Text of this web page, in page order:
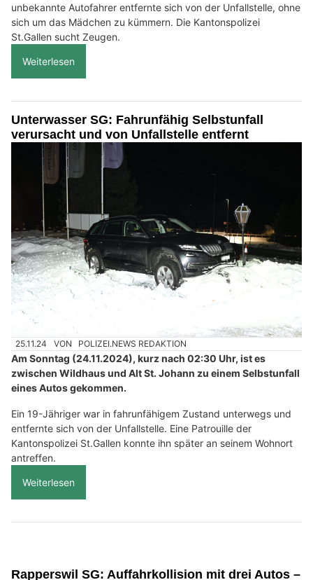
unbekannte Autofahrer entfernte sich von der Unfallstelle, ohne
sich um das Mädchen zu kümmern. Die Kantonspolizei
St.Gallen sucht Zeugen.
Weiterlesen
Unterwasser SG: Fahrunfähig Selbstunfall
verursacht und von Unfallstelle entfernt
25.11.24 VON POLIZEI.NEWS REDAKTION
Am Sonntag (24.11.2024), kurz nach 02:30 Uhr, ist es
zwischen Wildhaus und Alt St. Johann zu einem Selbstunfall
eines Autos gekommen.
Ein 19-Jähriger war in fahrunfähigem Zustand unterwegs und
entfernte sich von der Unfallstelle. Eine Patrouille der
Kantonspolizei St.Gallen konnte ihn später an seinem Wohnort
antreffen.
Weiterlesen
Rapperswil SG: Auffahrkollision mit drei Autos –